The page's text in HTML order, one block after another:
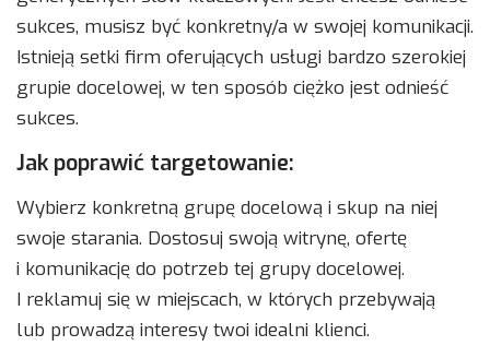
sukces, musisz być konkretny/a w swojej komunikacji.
Istnieją setki firm oferujących usługi bardzo szerokiej
grupie docelowej, w ten sposób ciężko jest odnieść
sukces.
Jak poprawić targetowanie:
Wybierz konkretną grupę docelową i skup na niej
swoje starania. Dostosuj swoją witrynę, ofertę
i komunikację do potrzeb tej grupy docelowej.
I reklamuj się w miejscach, w których przebywają
lub prowadzą interesy twoi idealni klienci.